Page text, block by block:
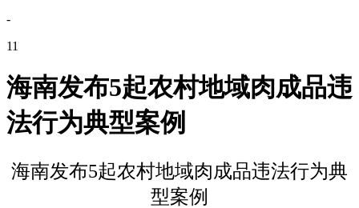
-
11
海南发布5起农村地域肉成品违
法行为典型案例
海南发布5起农村地域肉成品违法行为典
型案例